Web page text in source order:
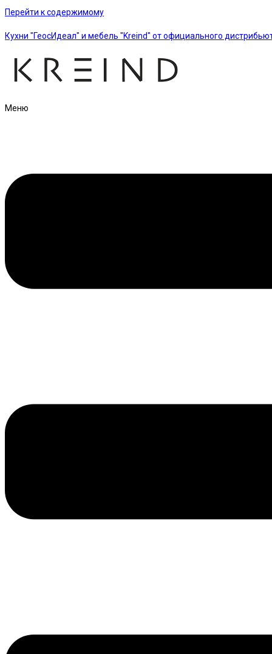
Перейти к содержимому
Кухни "ГеосИдеал" и мебель "Kreind" от официального
Меню